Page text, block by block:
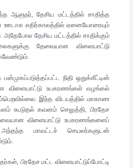
ஆளுநர், தேசிய மட்டத்தில் சாதித்த
எதிர்காலத்தில் ஏனையோரையும்
அதேபோல தேசிய மட்டத்தில் சாதிக்கும்
தேவையான விளையாட்டு
நிதி ஒதுக்கீட்டின்
விளையாட்டு உபகரணங்கள் வழங்கல்
இந்த விடயத்தில் மாகாண
கூடுதல் கவனம் செலுத்தி, பிரதேச
விளையாட்டு உபகரணங்களைப்
அந்தந்த மாவட்டச் செயலர்களுடன்
பிரதேச மட்ட விளையாட்டுப்போட்டி